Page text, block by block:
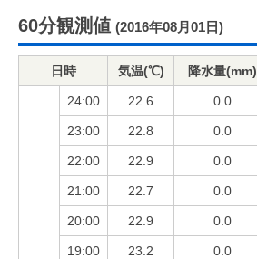
60分観測値 (2016年08月01日)
日時 気温(℃) 降水量(mm)
24:00 22.6 0.0
23:00 22.8 0.0
22:00 22.9 0.0
21:00 22.7 0.0
20:00 22.9 0.0
19:00 23.2 0.0